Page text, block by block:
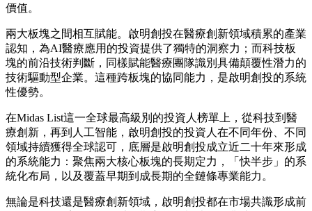
價值。
兩大板塊之間相互賦能。啟明創投在醫療創新領域積累的產業
認知，為AI醫療應用的投資提供了獨特的洞察力；而科技板
塊的前沿技術判斷，同樣賦能醫療團隊識別具備顛覆性潛力的
技術驅動型企業。這種跨板塊的協同能力，是啟明創投的系統
性優勢。
在Midas List這一全球最高級別的投資人榜單上，從科技到醫
療創新，再到人工智能，啟明創投的投資人在不同年份、不同
領域持續獲得全球認可，底層是啟明創投成立近二十年來形成
的系統能力：聚焦兩大核心板塊的長期定力，「快半步」的系
統化布局，以及覆蓋早期到成長期的全鏈條專業能力。
無論是科技還是醫療創新領域，啟明創投都在市場共識形成前